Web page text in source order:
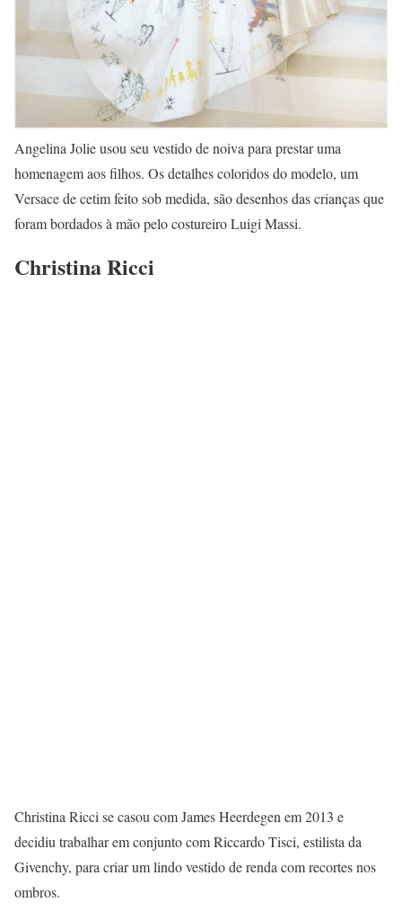
Angelina Jolie usou seu vestido de noiva para prestar uma
homenagem aos filhos. Os detalhes coloridos do modelo, um
Versace de cetim feito sob medida, são desenhos das crianças que
foram bordados à mão pelo costureiro Luigi Massi.
Christina Ricci
Christina Ricci se casou com James Heerdegen em 2013 e
decidiu trabalhar em conjunto com Riccardo Tisci, estilista da
Givenchy, para criar um lindo vestido de renda com recortes nos
ombros.